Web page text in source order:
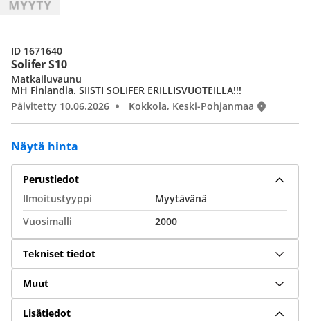
Solifer S10
Näytä hinta
Matkailuvaunu
MH Finlandia. SIISTI SOLIFER ERILLISVUOTEILLA!!!
Päivitetty 10.06.2026
Kokkola, Keski-Pohjanmaa
ID 1671640
Perustiedot
Ilmoitustyyppi
Myytävänä
Vuosimalli
2000
Tekniset tiedot
Muut
Lisätiedot